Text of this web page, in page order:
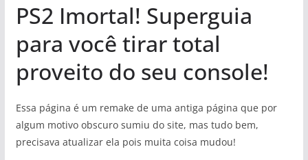
PS2 Imortal! Superguia
para você tirar total
proveito do seu console!
Essa página é um remake de uma antiga página que por
algum motivo obscuro sumiu do site, mas tudo bem,
precisava atualizar ela pois muita coisa mudou!